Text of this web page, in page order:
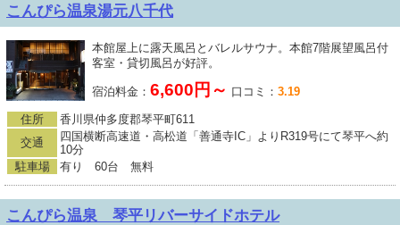
こんぴら温泉湯元八千代
本館屋上に露天風呂とバレルサウナ。本館7階展望風呂付
客室・貸切風呂が好評。
宿泊料金： 6,600円～ 口コミ： 3.19
住所
香川県仲多度郡琴平町611
交通
四国横断高速道・高松道「善通寺IC」よりR319号にて琴平へ約
10分
駐車場
有り 60台 無料
こんぴら温泉 琴平リバーサイドホテル